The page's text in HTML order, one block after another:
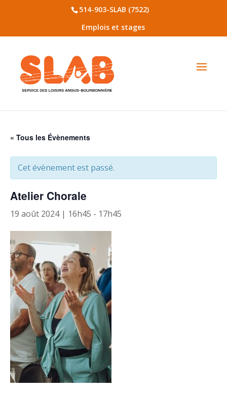
514-903-SLAB (7522)
Emplois et stages
« Tous les Évènements
Cet évènement est passé.
Atelier Chorale
19 août 2024 | 16h45 - 17h45